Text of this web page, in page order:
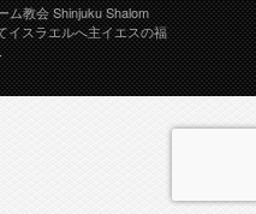
ム教会 Shinjuku Shalom
スラエルへ主イエスの福